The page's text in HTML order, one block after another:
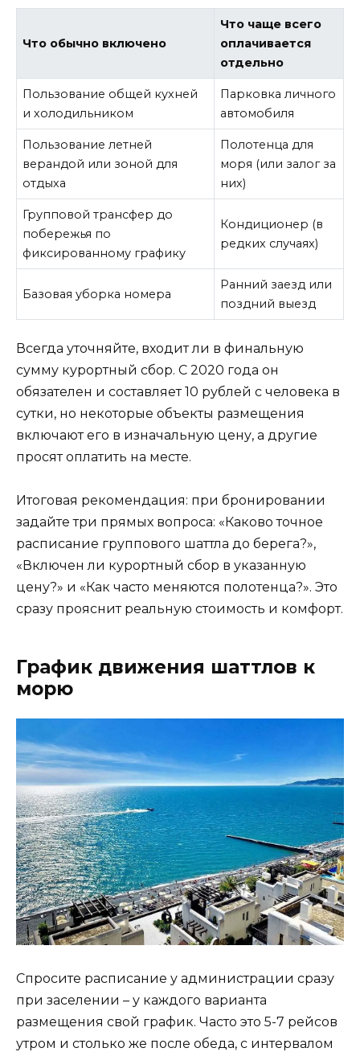
Что обычно включено
Что чаще всего
оплачивается
отдельно
Пользование общей кухней
и холодильником
Парковка личного
автомобиля
Пользование летней
верандой или зоной для
отдыха
Полотенца для
моря (или залог за
них)
Групповой трансфер до
побережья по
фиксированному графику
Кондиционер (в
редких случаях)
Базовая уборка номера
Ранний заезд или
поздний выезд
Всегда уточняйте, входит ли в финальную
сумму курортный сбор. С 2020 года он
обязателен и составляет 10 рублей с человека в
сутки, но некоторые объекты размещения
включают его в изначальную цену, а другие
просят оплатить на месте.
Итоговая рекомендация: при бронировании
задайте три прямых вопроса: «Каково точное
расписание группового шаттла до берега?»,
«Включен ли курортный сбор в указанную
цену?» и «Как часто меняются полотенца?». Это
сразу прояснит реальную стоимость и комфорт.
График движения шаттлов к
морю
Спросите расписание у администрации сразу
при заселении – у каждого варианта
размещения свой график. Часто это 5-7 рейсов
утром и столько же после обеда, с интервалом